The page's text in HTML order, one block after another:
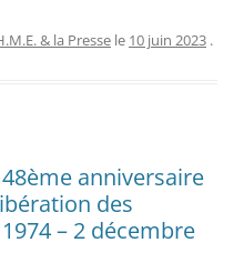
& la Presse le 10 juin 2023 .
anniversaire
des
– 2 décembre